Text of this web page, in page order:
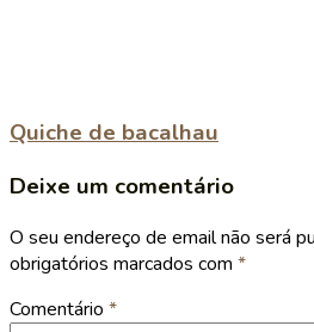
Quiche de bacalhau
Deixe um comentário
O seu endereço de email não será
obrigatórios marcados com *
Comentário *